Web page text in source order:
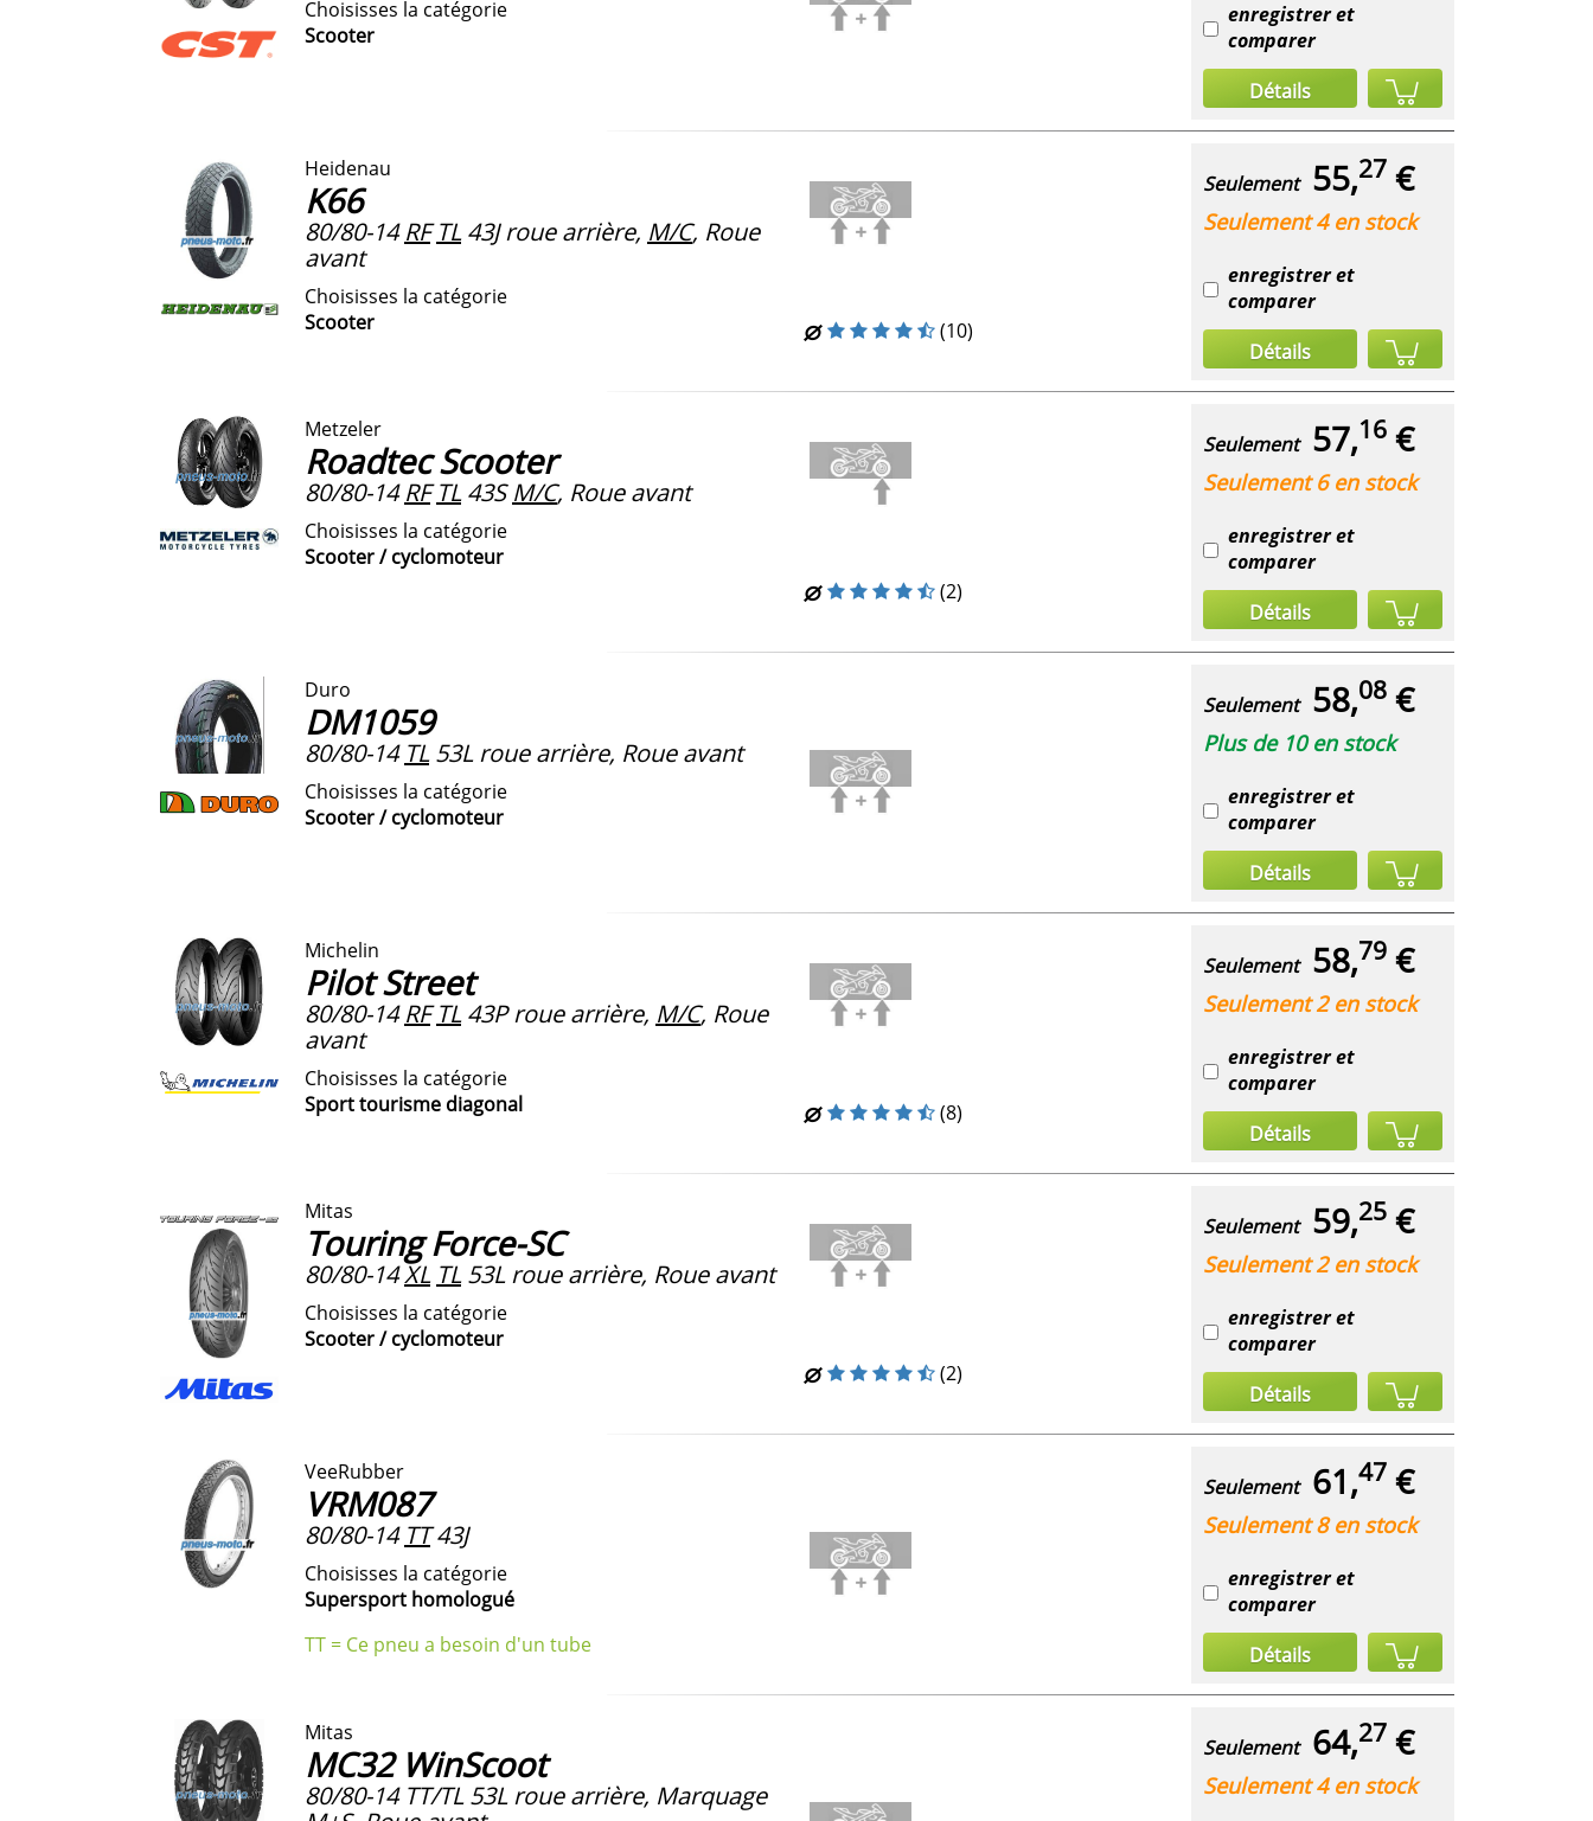
Choisisses la catégorie
Scooter
enregistrer et
comparer
Détails
Heidenau
K66
80/80-14 RF TL43J roue arrière, M/C, Roue
avant
Choisisses la catégorie
Scooter
(10)
Seulement 55,27 €
Seulement 4 en stock
enregistrer et
comparer
Détails
Metzeler
Roadtec Scooter
80/80-14 RF TL43S M/C, Roue avant
Choisisses la catégorie
Scooter / cyclomoteur
(2)
Seulement 57,16 €
Seulement 6 en stock
enregistrer et
comparer
Détails
Duro
DM1059
80/80-14 TL53L roue arrière, Roue avant
Choisisses la catégorie
Scooter / cyclomoteur
Seulement 58,08 €
Plus de 10 en stock
enregistrer et
comparer
Détails
Michelin
Pilot Street
80/80-14 RF TL43P roue arrière, M/C, Roue
avant
Choisisses la catégorie
Sport tourisme diagonal
(8)
Seulement 58,79 €
Seulement 2 en stock
enregistrer et
comparer
Détails
Mitas
Touring Force-SC
80/80-14XL TL53L roue arrière, Roue avant
Choisisses la catégorie
Scooter / cyclomoteur
(2)
Seulement 59,25 €
Seulement 2 en stock
enregistrer et
comparer
Détails
VeeRubber
VRM087
80/80-14 TT43J
Choisisses la catégorie
Supersport homologué
TT = Ce pneu a besoin d'un tube
Seulement 61,47 €
Seulement 8 en stock
enregistrer et
comparer
Détails
Mitas
MC32 WinScoot
80/80-14 TT/TL 53L roue arrière, Marquage
Seulement 64,27 €
Seulement 4 en stock